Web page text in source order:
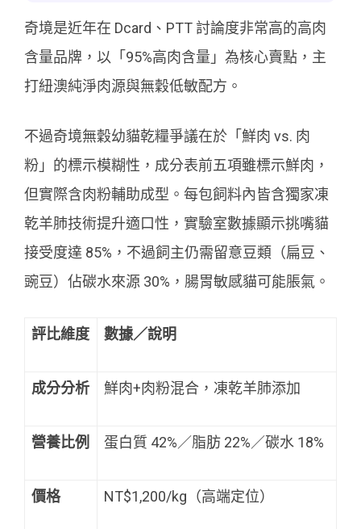
奇境是近年在 Dcard、PTT 討論度非常高的高肉
含量品牌，以「95%高肉含量」為核心賣點，主
打紐澳純淨肉源與無穀低敏配方。
不過奇境無穀幼貓乾糧爭議在於「鮮肉 vs. 肉
粉」的標示模糊性，成分表前五項雖標示鮮肉，
但實際含肉粉輔助成型。每包飼料內皆含獨家凍
乾羊肺技術提升適口性，實驗室數據顯示挑嘴貓
接受度達 85%，不過飼主仍需留意豆類（扁豆、
豌豆）佔碳水來源 30%，腸胃敏感貓可能脹氣。
評比維度 數據／說明
成分分析 鮮肉+肉粉混合，凍乾羊肺添加
營養比例 蛋白質 42%／脂肪 22%／碳水 18%
價格 NT$1,200/kg（高端定位）